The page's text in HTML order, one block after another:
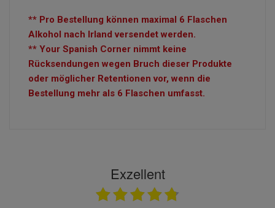
** Pro Bestellung können maximal 6 Flaschen
Alkohol nach Irland versendet werden.
** Your Spanish Corner nimmt keine
Rücksendungen wegen Bruch dieser Produkte
oder möglicher Retentionen vor, wenn die
Bestellung mehr als 6 Flaschen umfasst.
Exzellent